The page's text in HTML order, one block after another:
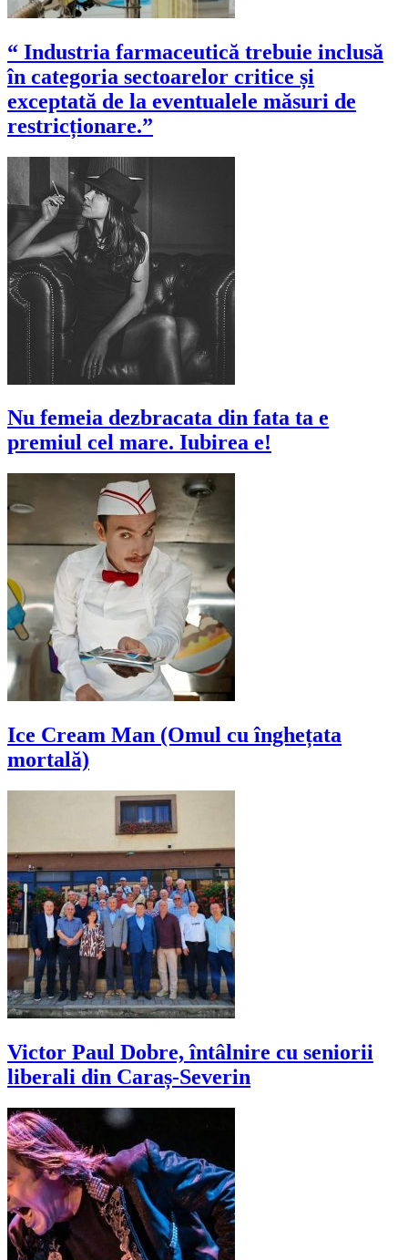
“ Industria farmaceutică trebuie inclusă
în categoria sectoarelor critice și
exceptată de la eventualele măsuri de
restricționare.”
Nu femeia dezbracata din fata ta e
premiul cel mare. Iubirea e!
Ice Cream Man (Omul cu înghețata
mortală)
Victor Paul Dobre, întâlnire cu seniorii
liberali din Caraș-Severin